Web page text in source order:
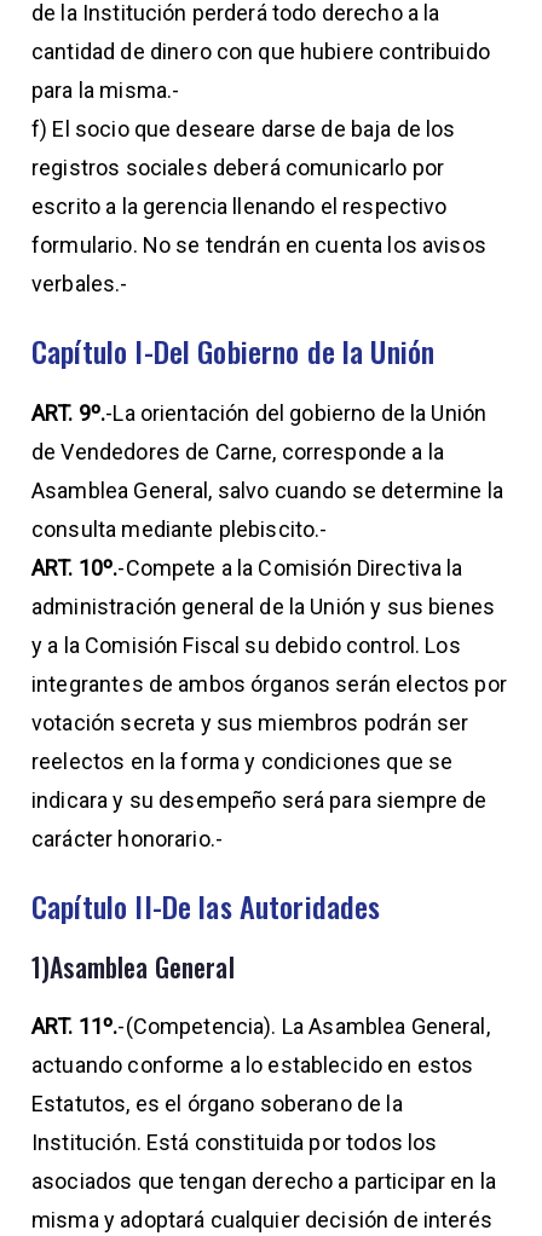
de la Institución perderá todo derecho a la
cantidad de dinero con que hubiere contribuido
para la misma.-
f) El socio que deseare darse de baja de los
registros sociales deberá comunicarlo por
escrito a la gerencia llenando el respectivo
formulario. No se tendrán en cuenta los avisos
verbales.-
Capítulo I-Del Gobierno de la Unión
ART. 9º.-La orientación del gobierno de la Unión
de Vendedores de Carne, corresponde a la
Asamblea General, salvo cuando se determine la
consulta mediante plebiscito.-
ART. 10º.-Compete a la Comisión Directiva la
administración general de la Unión y sus bienes
y a la Comisión Fiscal su debido control. Los
integrantes de ambos órganos serán electos por
votación secreta y sus miembros podrán ser
reelectos en la forma y condiciones que se
indicara y su desempeño será para siempre de
carácter honorario.-
Capítulo II-De las Autoridades
1)Asamblea General
ART. 11º.-(Competencia). La Asamblea General,
actuando conforme a lo establecido en estos
Estatutos, es el órgano soberano de la
Institución. Está constituida por todos los
asociados que tengan derecho a participar en la
misma y adoptará cualquier decisión de interés